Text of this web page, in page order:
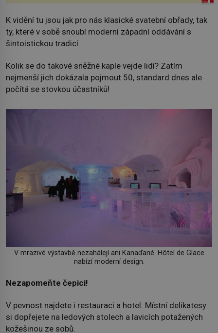
K vidění tu jsou jak pro nás klasické svatební obřady, tak
ty, které v sobě snoubí moderní západní oddávání s
šintoistickou tradicí.
Kolik se do takové sněžné kaple vejde lidí? Zatím
nejmenší jich dokázala pojmout 50, standard dnes ale
počítá se stovkou účastníků!
V mrazivé výstavbě nezahálejí ani Kanaďané. Hôtel de Glace
nabízí moderní design.
Nezapomeňte čepici!
V pevnost najdete i restauraci a hotel. Místní delikatesy
si dopřejete na ledových stolech a lavicích potažených
kožešinou ze sobů.